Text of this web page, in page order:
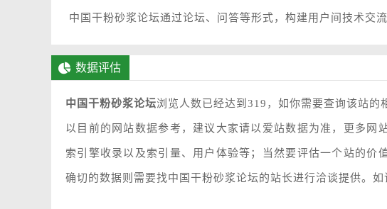
中国干粉砂浆论坛通过论坛、问答等形式，构建用户间技术交
数据评估
中国干粉砂浆论坛浏览人数已经达到319，如你需要查询该站的
以目前的网站数据参考，建议大家请以爱站数据为准，更多网
索引擎收录以及索引量、用户体验等；当然要评估一个站的价
确切的数据则需要找中国干粉砂浆论坛的站长进行洽谈提供。如